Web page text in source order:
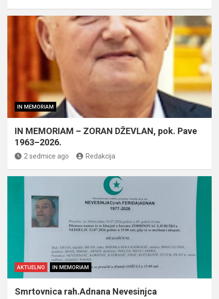
IN MEMORIAM
IN MEMORIAM – ZORAN DŽEVLAN, pok. Pave
1963–2026.
2 sedmice ago Redakcija
AKTUELNO IN MEMORIAM
Smrtovnica rah.Adnana Nevesinjca